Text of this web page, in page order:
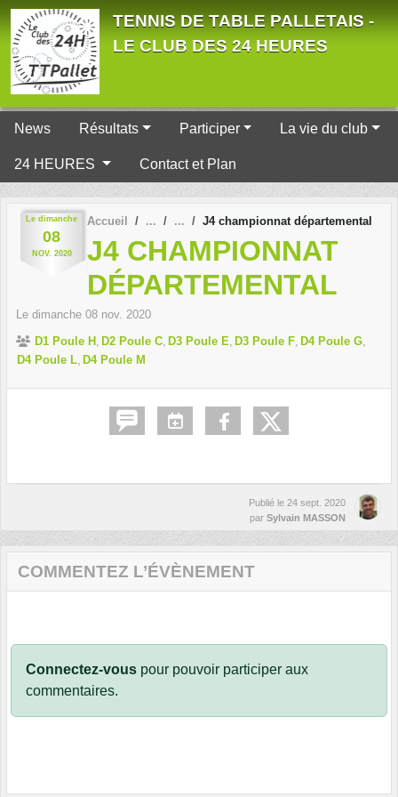
TENNIS DE TABLE PALLETAIS -
LE CLUB DES 24 HEURES
News Résultats Participer La vie du club
24 HEURES Contact et Plan
Le dimanche
08
NOV. 2020
Accueil J4 championnat départemental
J4 CHAMPIONNAT
DÉPARTEMENTAL
Le dimanche 08 nov. 2020
D1 Poule H D2 Poule C D3 Poule E D3 Poule F D4 Poule G
D4 Poule L D4 Poule M
Publié le 24 sept. 2020
par Sylvain MASSON
COMMENTEZ L’ÉVÈNEMENT
Connectez-vous pour pouvoir participer aux
commentaires.
Panneau de gestion des cookies